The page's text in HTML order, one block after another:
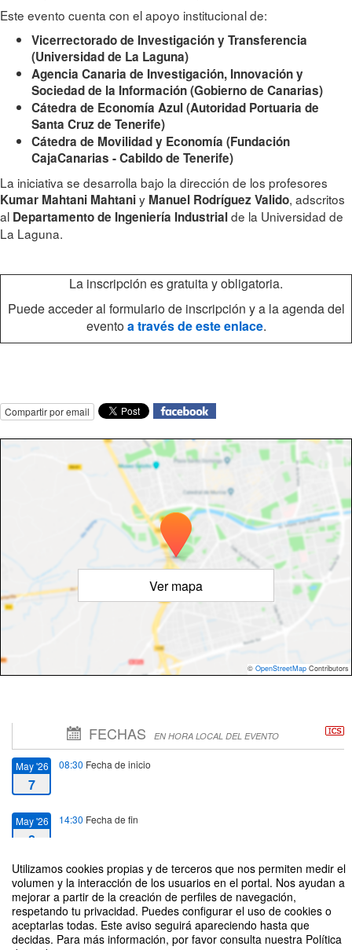
Utilizamos cookies propias y de terceros que nos permiten medir el
volumen y la interacción de los usuarios en el portal. Nos ayudan a
mejorar a partir de la creación de perfiles de navegación,
respetando tu privacidad. Puedes configurar el uso de cookies o
aceptarlas todas. Este aviso seguirá apareciendo hasta que
decidas. Para más información, por favor consulta nuestra Política
Este evento cuenta con el apoyo institucional de:
Vicerrectorado de Investigación y Transferencia
(Universidad de La Laguna)
Agencia Canaria de Investigación, Innovación y
Sociedad de la Información (Gobierno de Canarias)
Cátedra de Economía Azul (Autoridad Portuaria de
Santa Cruz de Tenerife)
Cátedra de Movilidad y Economía (Fundación
CajaCanarias - Cabildo de Tenerife)
La iniciativa se desarrolla bajo la dirección de los profesores
Kumar Mahtani Mahtaniy Manuel Rodríguez Valido, adscritos
al Departamento de Ingeniería Industrialde la Universidad de
La Laguna.
La inscripción es gratuita y obligatoria.
Puede acceder al formulario de inscripción y a la agenda del
eventoa través de este enlace.
Compartir por email
Ver mapa
© OpenStreetMap Contributors
FECHAS EN HORA LOCAL DEL EVENTO
May '26
7
08:30 Fecha de inicio
May '26
8
14:30 Fecha de fin
II Jornadas de Tecnologías de Propulsión Eléctrica Marina y Electrificación
Portuaria